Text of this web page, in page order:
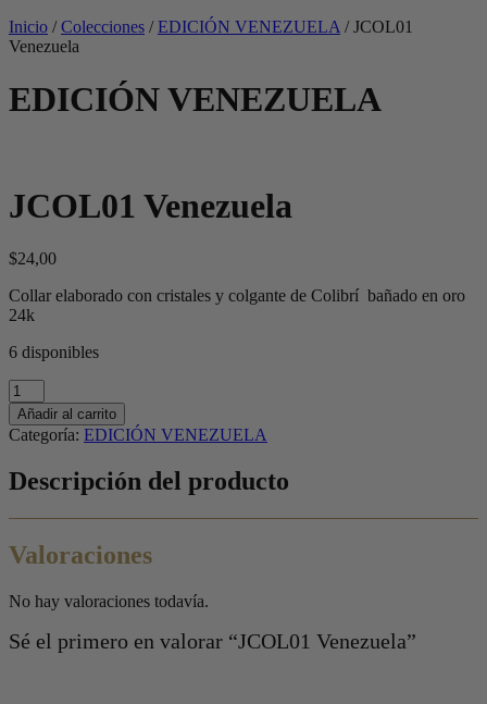
Inicio /Colecciones /EDICIÓN VENEZUELA /JCOL01
Venezuela
EDICIÓN VENEZUELA
JCOL01 Venezuela
$24,00
Collar elaborado con cristales y colgante de Colibrí bañado en oro
24k
6 disponibles
JCOL01
Venezuela
cantidad
Añadir al carrito
Categoría: EDICIÓN VENEZUELA
Descripción del producto
Valoraciones
No hay valoraciones todavía.
Sé el primero en valorar “JCOL01 Venezuela”